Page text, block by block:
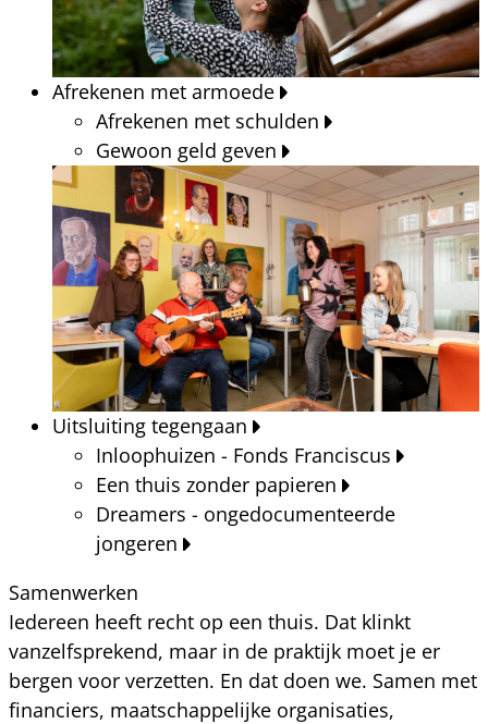
Afrekenen met armoede
Afrekenen met schulden
Gewoon geld geven
Uitsluiting tegengaan
Inloophuizen - Fonds Franciscus
Een thuis zonder papieren
Dreamers - ongedocumenteerde
jongeren
Samenwerken
Iedereen heeft recht op een thuis. Dat klinkt
vanzelfsprekend, maar in de praktijk moet je er
bergen voor verzetten. En dat doen we. Samen met
financiers, maatschappelijke organisaties,